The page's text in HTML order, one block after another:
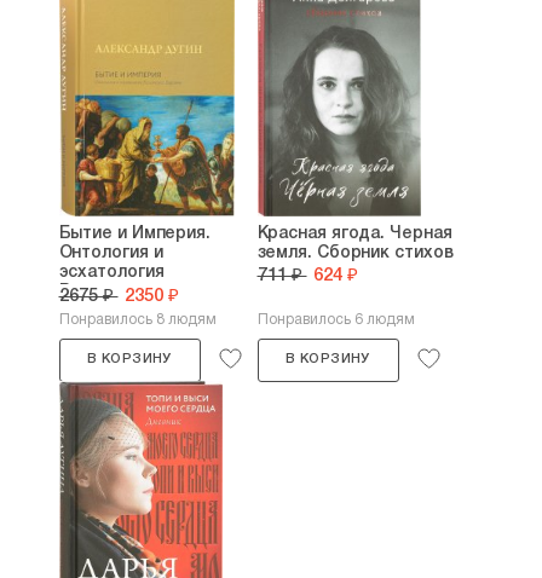
Бытие и Империя.
Онтология и
эсхатология
Вселенского...
2675 ₽ 2350 ₽
Понравилось 8 людям
В КОРЗИНУ
Красная ягода. Черная
земля. Сборник стихов
711 ₽ 624 ₽
Понравилось 6 людям
В КОРЗИНУ